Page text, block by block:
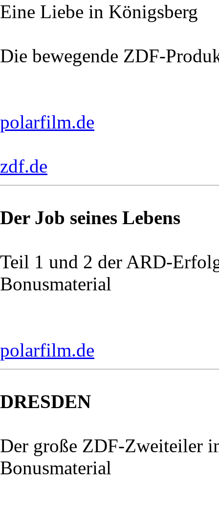
Eine Liebe in Königsberg
Die bewegende ZDF-
polarfilm.de
zdf.de
Der Job seines Lebens
Teil 1 und 2 der ARD-
Bonusmaterial
polarfilm.de
DRESDEN
Der große ZDF-Zweiteiler
Bonusmaterial